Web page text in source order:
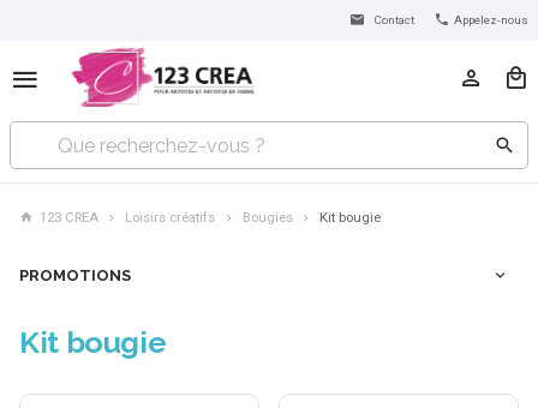
Contact Appelez-nous
123 CREA Loisirs créatifs Bougies Kit bougie
PROMOTIONS
Kit bougie